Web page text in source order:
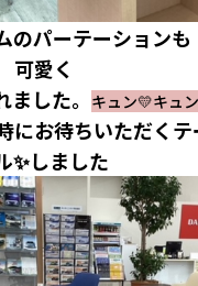
のパーテーション
可愛く
ました。キュン💛キュン
お待ちいただくテ
✨しました